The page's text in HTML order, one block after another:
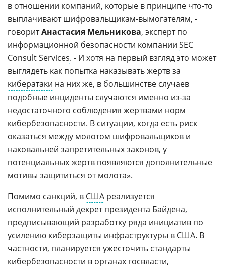
в отношении компаний, которые в принципе что-то
выплачивают шифровальщикам-вымогателям, -
говоритАнастасия Мельникова, эксперт по
информационной безопасности компании SEC
Consult Services. - И хотя на первый взгляд это может
выглядеть как попытка наказывать жертв за
кибератаки на них же, в большинстве случаев
подобные инциденты случаются именно из-за
недостаточного соблюдения жертвами норм
кибербезопасности. В ситуации, когда есть риск
оказаться между молотом шифровальщиков и
наковальней запретительных законов, у
потенциальных жертв появляются дополнительные
мотивы защититься от молота».
Помимо санкций, в США реализуется
исполнительный декрет президента Байдена,
предписывающий разработку ряда инициатив по
усилению киберзащиты инфраструктуры в США. В
частности, планируется ужесточить стандарты
кибербезопасности в органах госвласти,